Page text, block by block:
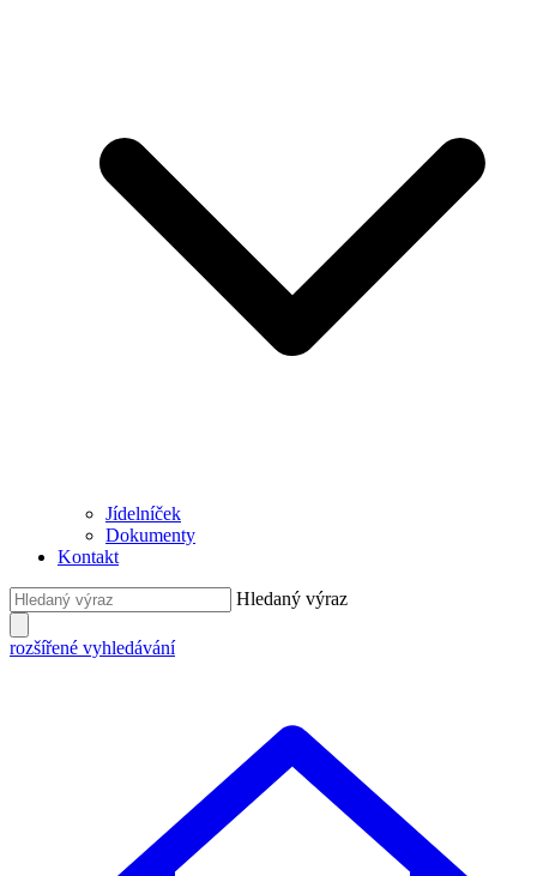
Jídelníček
Dokumenty
Kontakt
Hledaný výraz
rozšířené vyhledávání